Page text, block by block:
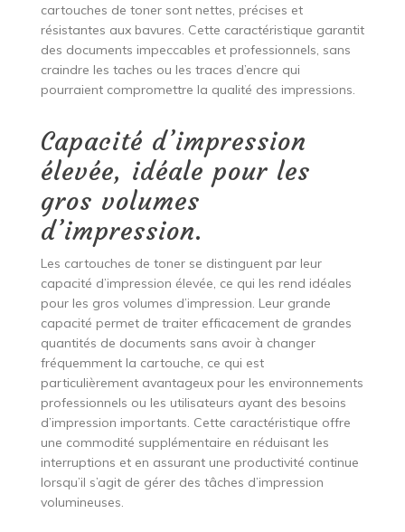
cartouches de toner sont nettes, précises et
résistantes aux bavures. Cette caractéristique garantit
des documents impeccables et professionnels, sans
craindre les taches ou les traces d’encre qui
pourraient compromettre la qualité des impressions.
Capacité d’impression
élevée, idéale pour les
gros volumes
d’impression.
Les cartouches de toner se distinguent par leur
capacité d’impression élevée, ce qui les rend idéales
pour les gros volumes d’impression. Leur grande
capacité permet de traiter efficacement de grandes
quantités de documents sans avoir à changer
fréquemment la cartouche, ce qui est
particulièrement avantageux pour les environnements
professionnels ou les utilisateurs ayant des besoins
d’impression importants. Cette caractéristique offre
une commodité supplémentaire en réduisant les
interruptions et en assurant une productivité continue
lorsqu’il s’agit de gérer des tâches d’impression
volumineuses.